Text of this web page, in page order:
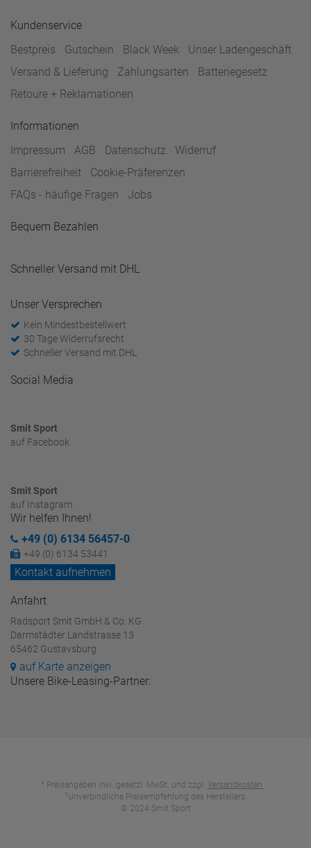
Kundenservice
Bestpreis
Gutschein Black Week
Unser Ladengeschäft
Versand & Lieferung
Zahlungsarten
Batteriegesetz
Retoure + Reklamationen
Informationen
Impressum
AGB Datenschutz
Widerruf
Barrierefreiheit
Cookie-Präferenzen
FAQs - häufige Fragen
Jobs
Bequem Bezahlen
Schneller Versand mit DHL
Unser Versprechen
Kein Mindestbestellwert
30 Tage Widerrufsrecht
Schneller Versand mit DHL
Social Media
Smit Sport
auf Facebook
Smit Sport
auf Instagram
Wir helfen Ihnen!
+49 (0) 6134 56457-0
+49 (0) 6134 53441
Kontakt aufnehmen
Anfahrt
Radsport Smit GmbH & Co. KG
Darmstädter Landstrasse 13
65462 Gustavsburg
auf Karte anzeigen
Unsere Bike-Leasing-Partner:
* Preisangaben inkl. gesetzl. MwSt. und zzgl. Versandkosten .
1 Unverbindliche Preisempfehlung des Herstellers.
© 2024 Smit Sport